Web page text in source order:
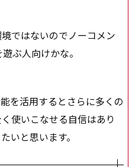
ではないのでノーコメン
ぶ人向けかな。
を活用するとさらに多くの
使いこなせる自信はあり
いと思います。